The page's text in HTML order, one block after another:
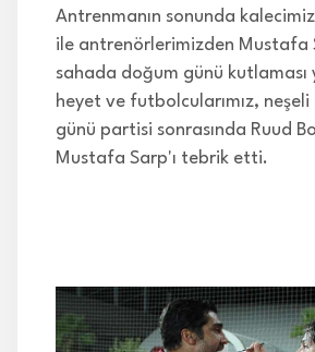
Antrenmanın sonunda
ile antrenörlerimizden Mustafa
sahada doğum günü kutlaması
heyet ve futbolcularımız,
günü partisi sonrasında Ruud
Mustafa Sarp'ı tebrik etti.